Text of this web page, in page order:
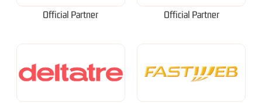
Official Partner Official Partner